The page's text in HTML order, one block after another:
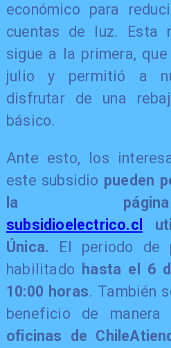
económico para
cuentas de luz. Esta
sigue a la primera,
julio y permitió a
disfrutar de una
básico.
Ante esto, los
este subsidio pueden
la
subsidioelectrico.cl
Única. El periodo de
habilitado hasta el 6
10:00 horas. También
beneficio de
oficinas de